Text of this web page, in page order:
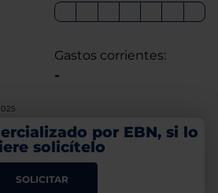
Gastos corrientes:
-
por EBN, si lo
solicítelo
SOLICITAR